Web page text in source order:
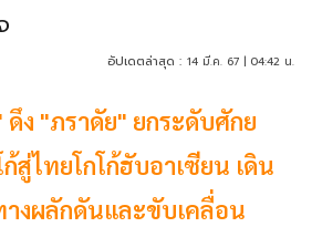
อัปเดตล่าสุด : 14 มี.ค. 67 | 04:42 น.
ง "ภราดัย" ยกระดับศักย
สู่ไทยโกโก้ฮับอาเซียน เดิน
งผลักดันและขับเคลื่อน